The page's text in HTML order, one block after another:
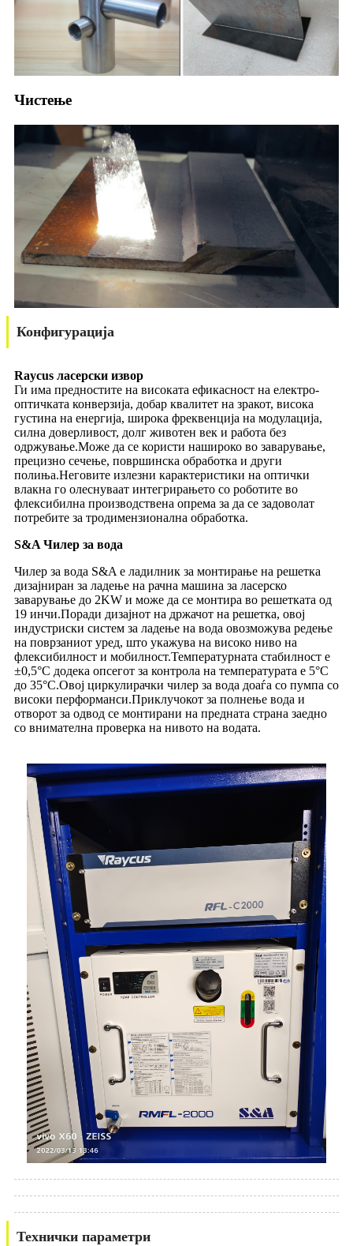
Чистење
Конфигурација
Raycus ласерски извор
Ги има предностите на високата ефикасност на електро-
оптичката конверзија, добар квалитет на зракот, висока
густина на енергија, широка фреквенција на модулација,
силна доверливост, долг животен век и работа без
одржување.Може да се користи нашироко во заварување,
прецизно сечење, површинска обработка и други
полиња.Неговите излезни карактеристики на оптички
влакна го олеснуваат интегрирањето со роботите во
флексибилна производствена опрема за да се задоволат
потребите за тродимензионална обработка.
S&A Чилер за вода
Чилер за вода S&A е ладилник за монтирање на решетка
дизајниран за ладење на рачна машина за ласерско
заварување до 2KW и може да се монтира во решетката од
19 инчи.Поради дизајнот на држачот на решетка, овој
индустриски систем за ладење на вода овозможува редење
на поврзаниот уред, што укажува на високо ниво на
флексибилност и мобилност.Температурната стабилност е
±0,5°C додека опсегот за контрола на температурата е 5°C
до 35°C.Овој циркулирачки чилер за вода доаѓа со пумпа со
високи перформанси.Приклучокот за полнење вода и
отворот за одвод се монтирани на предната страна заедно
со внимателна проверка на нивото на водата.
Технички параметри